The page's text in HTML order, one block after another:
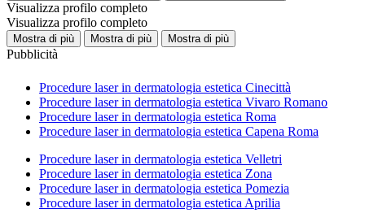
Visualizza profilo completo
Visualizza profilo completo
Mostra di più Mostra di più Mostra di più
Pubblicità
Procedure laser in dermatologia estetica Cinecittà
Procedure laser in dermatologia estetica Vivaro Romano
Procedure laser in dermatologia estetica Roma
Procedure laser in dermatologia estetica Capena Roma
Procedure laser in dermatologia estetica Velletri
Procedure laser in dermatologia estetica Zona
Procedure laser in dermatologia estetica Pomezia
Procedure laser in dermatologia estetica Aprilia